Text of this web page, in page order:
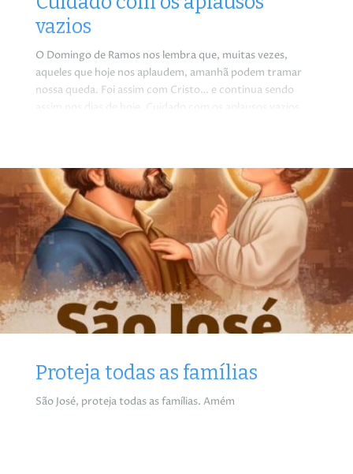
vazios
O Domingo de Ramos nos lembra que, muitas vezes,
aqueles que hoje nos aplaudem, amanhã podem tramar
nossa queda. Foi assim com Cristo… e continua sendo
assim nos dias de hoje. Cuidado com os aplausos vazios.
Proteja todas as famílias
São José, proteja todas as famílias. Amém